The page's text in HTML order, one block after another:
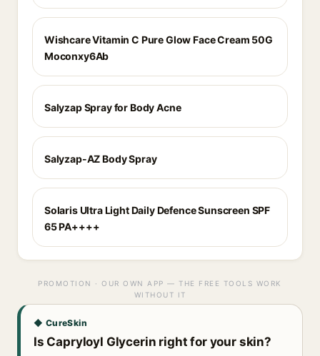
Wishcare Vitamin C Pure Glow Face Cream 50G
Moconxy6Ab
Salyzap Spray for Body Acne
Salyzap-AZ Body Spray
Solaris Ultra Light Daily Defence Sunscreen SPF
65 PA++++
PROMOTION · OUR OWN APP — THE FREE TOOLS WORK
WITHOUT IT
◆ CureSkin
Is Capryloyl Glycerin right for your skin?